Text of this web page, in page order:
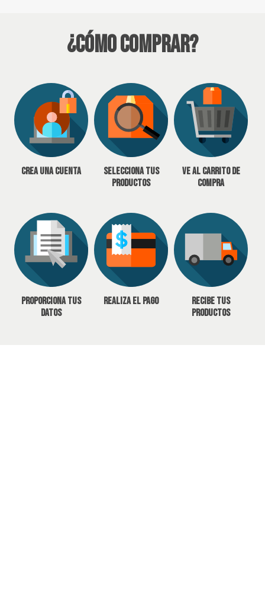
¿Cómo Comprar?
Crea una cuenta
Selecciona tus
productos
Ve al carrito de
compra
Proporciona tus
datos
Realiza el pago
Recibe tus
productos